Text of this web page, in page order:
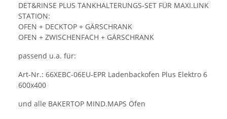
DET&RINSE PLUS TANKHALTERUNGS-SET FÜR MAXI.LINK
STATION:
OFEN + DECKTOP + GÄRSCHRANK
OFEN + ZWISCHENFACH + GÄRSCHRANK
passend u.a. für:
Art-Nr.: 66XEBC-06EU-EPR Ladenbackofen Plus Elektro 6
600x400
und alle BAKERTOP MIND.MAPS Öfen